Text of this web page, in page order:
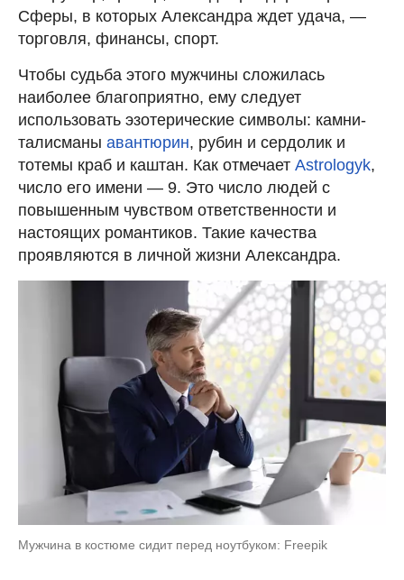
Сферы, в которых Александра ждет удача, —
торговля, финансы, спорт.
Чтобы судьба этого мужчины сложилась
наиболее благоприятно, ему следует
использовать эзотерические символы: камни-
талисманы авантюрин, рубин и сердолик и
тотемы краб и каштан. Как отмечает Astrologyk,
число его имени — 9. Это число людей с
повышенным чувством ответственности и
настоящих романтиков. Такие качества
проявляются в личной жизни Александра.
Мужчина в костюме сидит перед ноутбуком: Freepik